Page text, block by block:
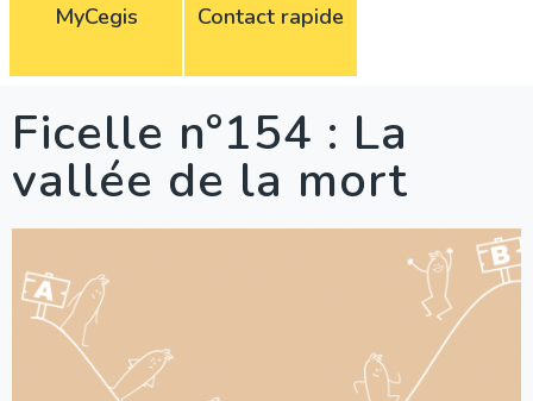
MyCegis Contact rapide
Ficelle n°154 : La
vallée de la mort